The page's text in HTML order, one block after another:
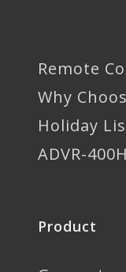
Remote
Why
Holiday
ADVR-
Product